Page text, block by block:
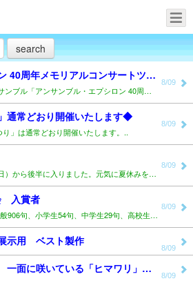
アンサンブル・エプシロン 40周年メモリアルコンサートツアー in JAPAN」..
フランスを代表する至高のアンサンブル「アンサンブル・エプシロン 40周年メモリアルコンサートツアー ..
8/09
通常どおり開催いたします◆
」は通常どおり開催いたします。..
8/09
２２日間の夏休みも、今日（９日）から後半に入りました。元気に夏休みを満喫しているのではないでしょうか..
8/09
入賞者
第69回 全国俳句山寺大会に、一般906句、小学生54句、中学生29句、高校生234句の投句がありま..
8/09
示用 ベスト製作
8/09
夏といえば「ヒマワリ」 一面に咲いている「ヒマワリ」を見つけました 「ヒマワリ」といえば忘れられない..
8/09